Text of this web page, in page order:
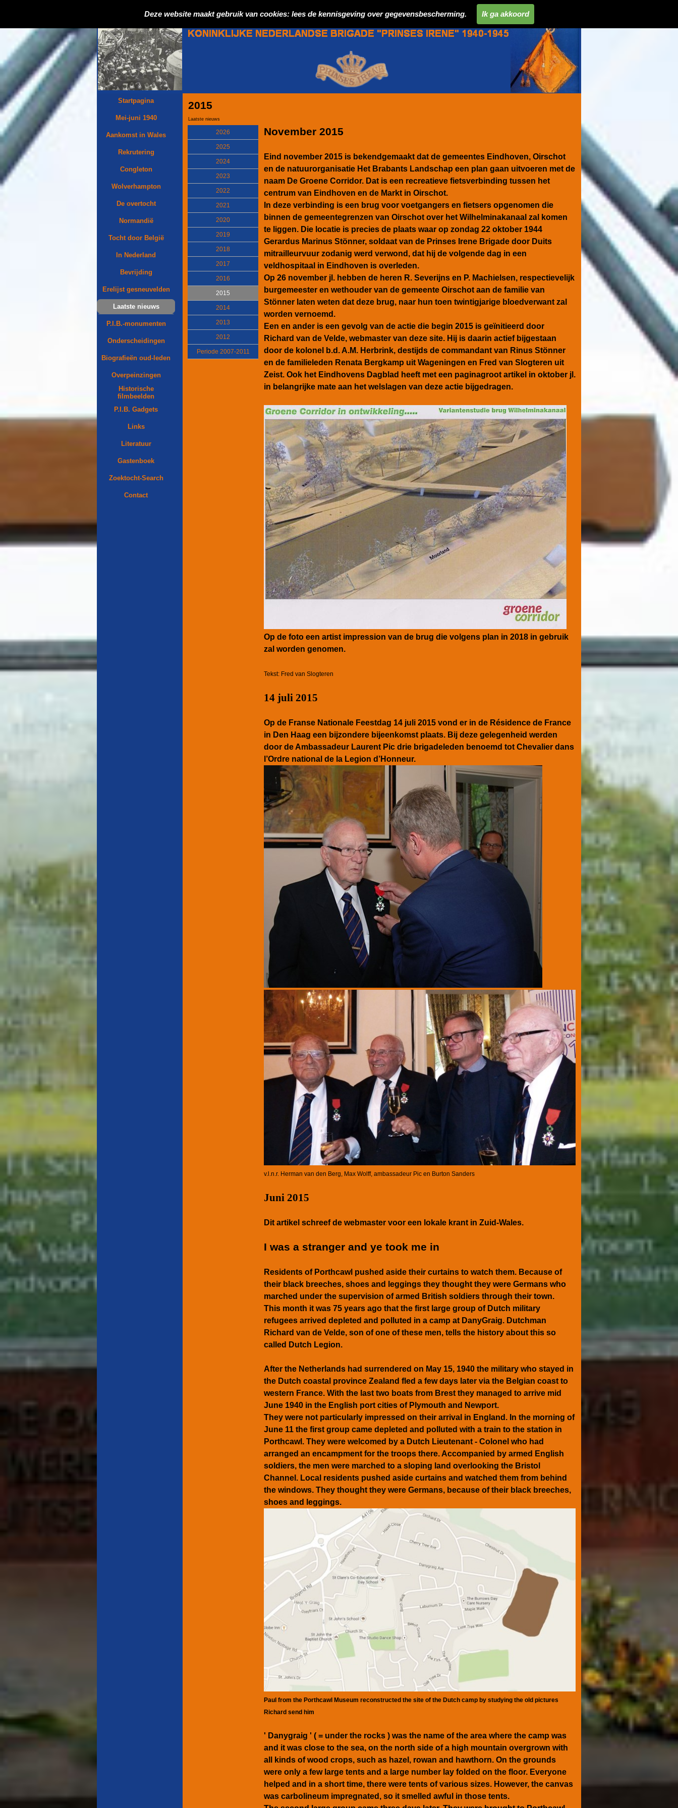
Deze website maakt gebruik van cookies: lees de kennisgeving over gegevensbescherming. Ik ga akkoord
Startpagina
Mei-juni 1940
Aankomst in Wales
Rekrutering
Congleton
Wolverhampton
De overtocht
Normandië
Tocht door België
In Nederland
Bevrijding
Erelijst gesneuvelden
Laatste nieuws
P.I.B.-monumenten
Onderscheidingen
Biografieën oud-leden
Overpeinzingen
Historische
filmbeelden
P.I.B. Gadgets
Links
Literatuur
Gastenboek
Zoektocht-Search
Contact
2015
Laatste nieuws
November 2015
Eind november 2015 is bekendgemaakt dat de gemeentes Eindhoven, Oirschot
en de natuurorganisatie Het Brabants Landschap een plan gaan uitvoeren met de
naam De Groene Corridor. Dat is een recreatieve fietsverbinding tussen het
centrum van Eindhoven en de Markt in Oirschot.
In deze verbinding is een brug voor voetgangers en fietsers opgenomen die
binnen de gemeentegrenzen van Oirschot over het Wilhelminakanaal zal komen
te liggen. Die locatie is precies de plaats waar op zondag 22 oktober 1944
Gerardus Marinus Stönner, soldaat van de Prinses Irene Brigade door Duits
mitrailleurvuur zodanig werd verwond, dat hij de volgende dag in een
veldhospitaal in Eindhoven is overleden.
Op 26 november jl. hebben de heren R. Severijns en P. Machielsen, respectievelijk
burgemeester en wethouder van de gemeente Oirschot aan de familie van
Stönner laten weten dat deze brug, naar hun toen twintigjarige bloedverwant zal
worden vernoemd.
Een en ander is een gevolg van de actie die begin 2015 is geïnitieerd door
Richard van de Velde, webmaster van deze site. Hij is daarin actief bijgestaan
door de kolonel b.d. A.M. Herbrink, destijds de commandant van Rinus Stönner
en de familieleden Renata Bergkamp uit Wageningen en Fred van Slogteren uit
Zeist. Ook het Eindhovens Dagblad heeft met een paginagroot artikel in oktober jl.
in belangrijke mate aan het welslagen van deze actie bijgedragen.
Op de foto een artist impression van de brug die volgens plan in 2018 in gebruik
zal worden genomen.
Tekst: Fred van Slogteren
14 juli 2015
Op de Franse Nationale Feestdag 14 juli 2015 vond er in de Résidence de France
in Den Haag een bijzondere bijeenkomst plaats. Bij deze gelegenheid werden
door de Ambassadeur Laurent Pic drie brigadeleden benoemd tot Chevalier dans
l’Ordre national de la Legion d’Honneur.
v.l.n.r. Herman van den Berg, Max Wolff, ambassadeur Pic en Burton Sanders
Juni 2015
Dit artikel schreef de webmaster voor een lokale krant in Zuid-Wales.
I was a stranger and ye took me in
Residents of Porthcawl pushed aside their curtains to watch them. Because of
their black breeches, shoes and leggings they thought they were Germans who
marched under the supervision of armed British soldiers through their town.
This month it was 75 years ago that the first large group of Dutch military
refugees arrived depleted and polluted in a camp at DanyGraig. Dutchman
Richard van de Velde, son of one of these men, tells the history about this so
called Dutch Legion.
After the Netherlands had surrendered on May 15, 1940 the military who stayed in
the Dutch coastal province Zealand fled a few days later via the Belgian coast to
western France. With the last two boats from Brest they managed to arrive mid
June 1940 in the English port cities of Plymouth and Newport.
They were not particularly impressed on their arrival in England. In the morning of
June 11 the first group came depleted and polluted with a train to the station in
Porthcawl. They were welcomed by a Dutch Lieutenant - Colonel who had
arranged an encampment for the troops there. Accompanied by armed English
soldiers, the men were marched to a sloping land overlooking the Bristol
Channel. Local residents pushed aside curtains and watched them from behind
the windows. They thought they were Germans, because of their black breeches,
shoes and leggings.
Paul from the Porthcawl Museum reconstructed the site of the Dutch camp by studying the old pictures
Richard send him
' Danygraig ' ( = under the rocks ) was the name of the area where the camp was
and it was close to the sea, on the north side of a high mountain overgrown with
all kinds of wood crops, such as hazel, rowan and hawthorn. On the grounds
were only a few large tents and a large number lay folded on the floor. Everyone
helped and in a short time, there were tents of various sizes. However, the canvas
was carbolineum impregnated, so it smelled awful in those tents.
2026
2025
2024
2023
2022
2021
2020
2019
2018
2017
2016
2015
2014
2013
2012
Periode 2007-2011